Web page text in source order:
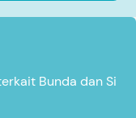
Bunda dan Si